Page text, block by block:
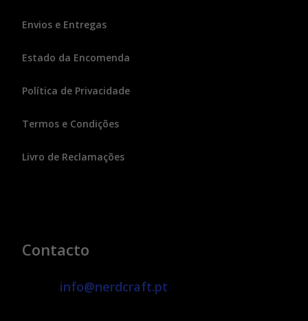
Envios e Entregas
Estado da Encomenda
Política de Privacidade
Termos e Condições
Livro de Reclamações
Contacto
info@nerdcraft.pt